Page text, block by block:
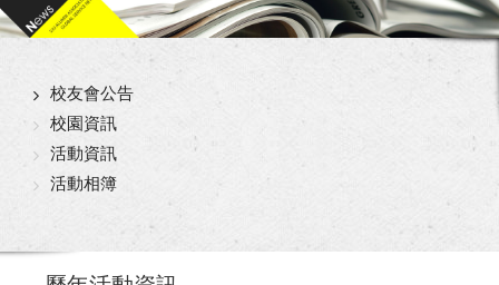
校友會公告
校園資訊
活動資訊
活動相簿